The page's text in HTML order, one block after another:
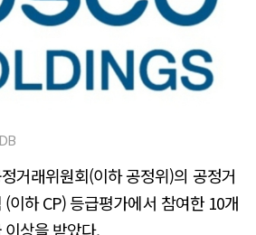
거래위원회(이하 공정위)의 공정거
이하 CP) 등급평가에서 참여한 10개
상을 받았다.